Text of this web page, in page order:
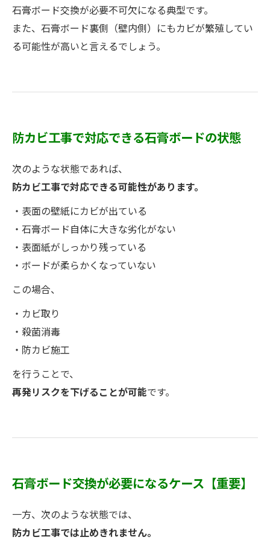
石膏ボード交換が必要不可欠になる典型です。
また、石膏ボード裏側（壁内側）にもカビが繁殖してい
る可能性が高いと言えるでしょう。
防カビ工事で対応できる石膏ボードの状態
次のような状態であれば、
防カビ工事で対応できる可能性があります。
・表面の壁紙にカビが出ている
・石膏ボード自体に大きな劣化がない
・表面紙がしっかり残っている
・ボードが柔らかくなっていない
この場合、
・カビ取り
・殺菌消毒
・防カビ施工
を行うことで、
再発リスクを下げることが可能です。
石膏ボード交換が必要になるケース【重要】
一方、次のような状態では、
防カビ工事では止めきれません。